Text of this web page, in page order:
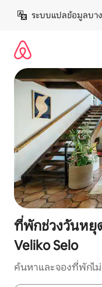
เนื้อหา
ระบบแปลข้อมูลบา
ที่พักช่วงวันหยุ
Veliko Selo
ค้นหาและจองที่พักไม่